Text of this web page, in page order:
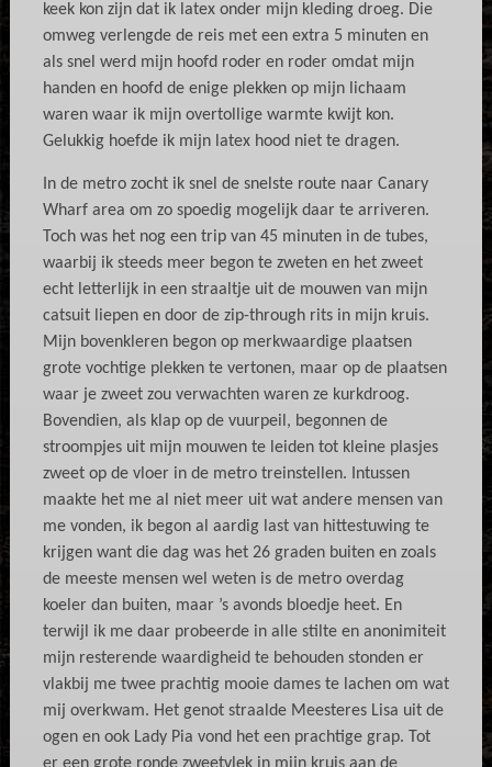
keek kon zijn dat ik latex onder mijn kleding droeg. Die
omweg verlengde de reis met een extra 5 minuten en
als snel werd mijn hoofd roder en roder omdat mijn
handen en hoofd de enige plekken op mijn lichaam
waren waar ik mijn overtollige warmte kwijt kon.
Gelukkig hoefde ik mijn latex hood niet te dragen.
In de metro zocht ik snel de snelste route naar Canary
Wharf area om zo spoedig mogelijk daar te arriveren.
Toch was het nog een trip van 45 minuten in de tubes,
waarbij ik steeds meer begon te zweten en het zweet
echt letterlijk in een straaltje uit de mouwen van mijn
catsuit liepen en door de zip-through rits in mijn kruis.
Mijn bovenkleren begon op merkwaardige plaatsen
grote vochtige plekken te vertonen, maar op de plaatsen
waar je zweet zou verwachten waren ze kurkdroog.
Bovendien, als klap op de vuurpeil, begonnen de
stroompjes uit mijn mouwen te leiden tot kleine plasjes
zweet op de vloer in de metro treinstellen. Intussen
maakte het me al niet meer uit wat andere mensen van
me vonden, ik begon al aardig last van hittestuwing te
krijgen want die dag was het 26 graden buiten en zoals
de meeste mensen wel weten is de metro overdag
koeler dan buiten, maar ’s avonds bloedje heet. En
terwijl ik me daar probeerde in alle stilte en anonimiteit
mijn resterende waardigheid te behouden stonden er
vlakbij me twee prachtig mooie dames te lachen om wat
mij overkwam. Het genot straalde Meesteres Lisa uit de
ogen en ook Lady Pia vond het een prachtige grap. Tot